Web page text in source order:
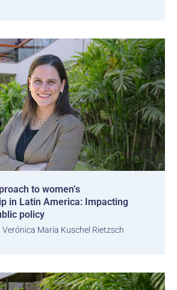
to women’s
in Latin America: Impacting
policy
María Kuschel Rietzsch